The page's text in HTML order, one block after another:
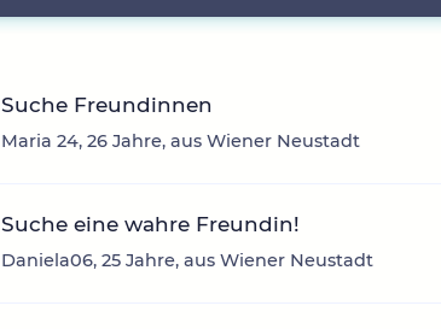
Suche Freundinnen
Maria 24, 26 Jahre, aus Wiener Neustadt
Suche eine wahre Freundin!
Daniela06, 25 Jahre, aus Wiener Neustadt